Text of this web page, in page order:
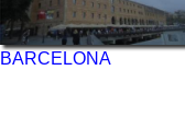
BARCELONA